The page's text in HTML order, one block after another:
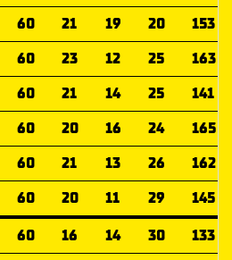
60 21 19 20
153
60 23 12 25
163
60 21 14 25
141
60 20 16 24
165
60 21 13 26
162
60 20 11 29
145
60 16 14 30
133